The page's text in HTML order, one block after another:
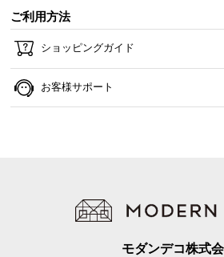
ご利用方法
ショッピングガイド
お客様サポート
モダンデコ株式